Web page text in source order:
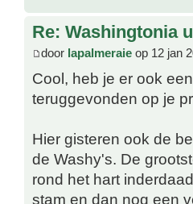
Re: Washingtonia
door lapalmeraie op 12 jan
Cool, heb je er ook
teruggevonden op je
Hier gisteren ook de
de Washy's. De
rond het hart
stam en dan nog een